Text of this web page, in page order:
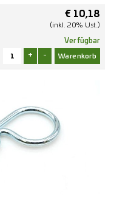
€ 10,18
(inkl. 20% Ust.)
Verfügbar
+ -